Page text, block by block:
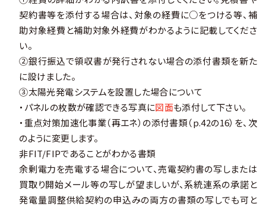
契約書等を添付する場合は、対象の経費に○をつける等、補
助対象経費と補助対象外経費がわかるように記載してくださ
い。
②銀行振込で領収書が発行されない場合の添付書類を新た
に設けました。
③太陽光発電システムを設置した場合について
・パネルの枚数が確認できる写真に図面も添付して下さい。
・重点対策加速化事業（再エネ）の添付書類（p.42の16）を、次
のように変更します。
非FIT/FIPであることがわかる書類
余剰電力を売電する場合について、売電契約書の写しまたは
買取り開始メール等の写しが望ましいが、系統連系の承諾と
発電量調整供給契約の申込みの両方の書類の写しでも可と